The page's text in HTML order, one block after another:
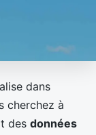
dans
cherchez à
des données